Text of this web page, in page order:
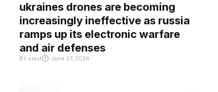
ukraines drones are becoming
increasingly ineffective as russia
ramps up its electronic warfare
and air defenses
BY crast June 27, 2026